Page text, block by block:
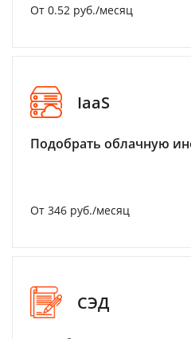
От 0.52 руб./месяц
IaaS
Подобрать облачную
От 346 руб./месяц
СЭД